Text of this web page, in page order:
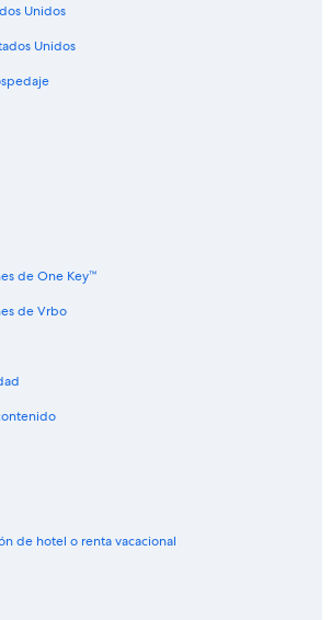
en Sureste de Iowa
Iowa
Unidos
Unidos
de One Key™
de Vrbo
de hotel o renta vacacional